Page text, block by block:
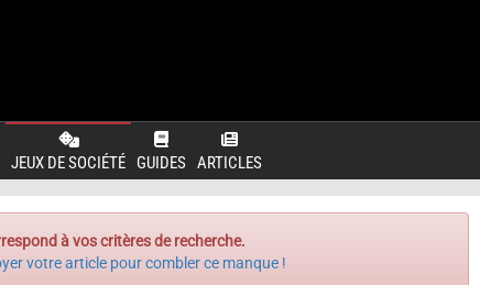
JEUX DE SOCIÉTÉ GUIDES ARTICLES
à vos critères de recherche.
votre article pour combler ce manque !